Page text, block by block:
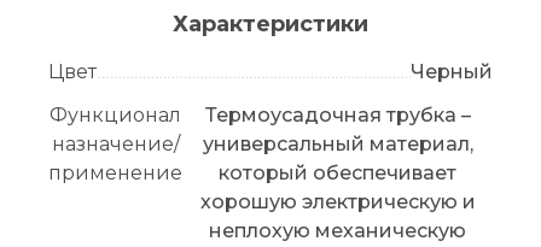
Характеристики
Цвет
Черный
Функционал
назначение/
применение
Термоусадочная трубка –
универсальный материал,
который обеспечивает
хорошую электрическую и
неплохую механическую